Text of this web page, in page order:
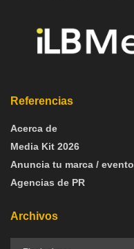
Referencias
Acerca de
Media Kit 2026
Anuncia tu marca / evento
Agencias de PR
Archivos